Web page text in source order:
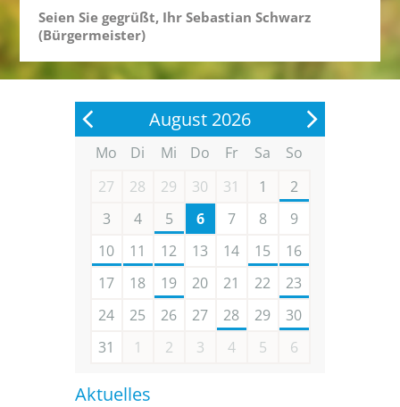
Seien Sie gegrüßt, Ihr Sebastian Schwarz
(Bürgermeister)
August 2026
Mo Di Mi Do Fr Sa
So
27
28 29 30 31 1
2
3
4 5 6 7 8
9
10
11 12 13 14 15
16
17
18 19 20 21 22
23
24
25 26 27 28 29
30
31
1 2 3 4 5 6
Aktuelles